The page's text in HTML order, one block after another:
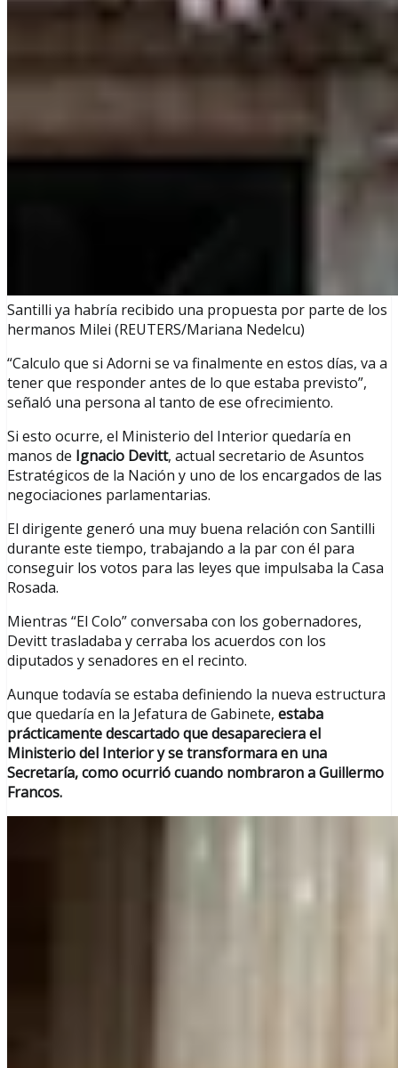
Santilli ya habría recibido una propuesta por parte de los
hermanos Milei (REUTERS/Mariana Nedelcu)
“Calculo que si Adorni se va finalmente en estos días, va a
tener que responder antes de lo que estaba previsto”,
señaló una persona al tanto de ese ofrecimiento.
Si esto ocurre, el Ministerio del Interior quedaría en
manos de Ignacio Devitt, actual secretario de Asuntos
Estratégicos de la Nación y uno de los encargados de las
negociaciones parlamentarias.
El dirigente generó una muy buena relación con Santilli
durante este tiempo, trabajando a la par con él para
conseguir los votos para las leyes que impulsaba la Casa
Rosada.
Mientras “El Colo” conversaba con los gobernadores,
Devitt trasladaba y cerraba los acuerdos con los
diputados y senadores en el recinto.
Aunque todavía se estaba definiendo la nueva estructura
que quedaría en la Jefatura de Gabinete, estaba
prácticamente descartado que desapareciera el
Ministerio del Interior y se transformara en una
Secretaría, como ocurrió cuando nombraron a Guillermo
Francos.